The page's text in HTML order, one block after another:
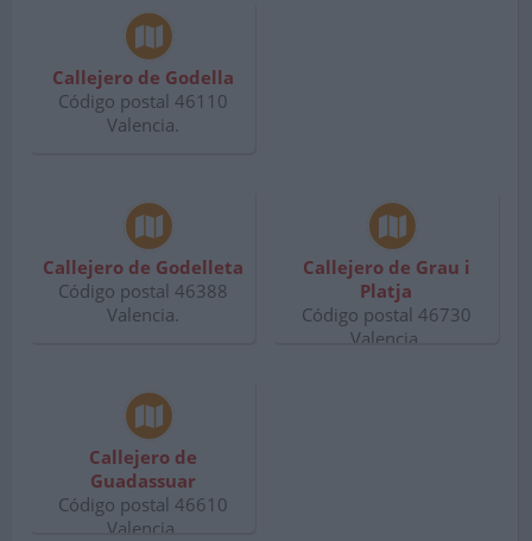
Callejero de Godella
Código postal 46110
Valencia.
Callejero de Godelleta
Código postal 46388
Valencia.
Callejero de Grau i
Platja
Código postal 46730
Valencia.
Callejero de
Guadassuar
Código postal 46610
Valencia.